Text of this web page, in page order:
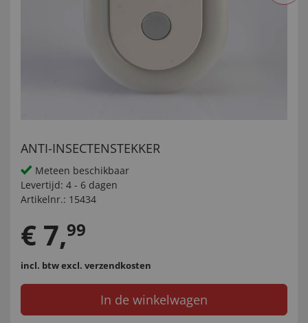
ANTI-INSECTENSTEKKER
Meteen beschikbaar
Levertijd: 4 - 6 dagen
Artikelnr.: 15434
€ 7,99
incl. btwexcl. verzendkosten
In de winkelwagen